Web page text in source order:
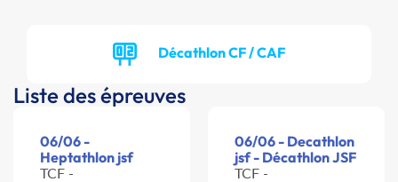
Décathlon CF / CAF
Liste des épreuves
06/06 -
Heptathlon jsf
TCF -
06/06 - Decathlon
jsf - Décathlon JSF
TCF -